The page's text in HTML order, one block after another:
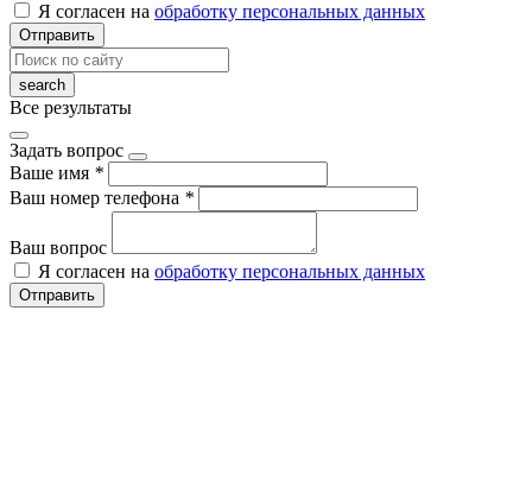
Я согласен на обработку персональных данных
Отправить
Все результаты
Задать вопрос
Ваше имя *
Ваш номер телефона *
Ваш вопрос
Я согласен на обработку персональных данных
Отправить